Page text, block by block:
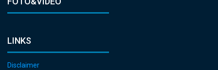
LINKS
Disclaimer